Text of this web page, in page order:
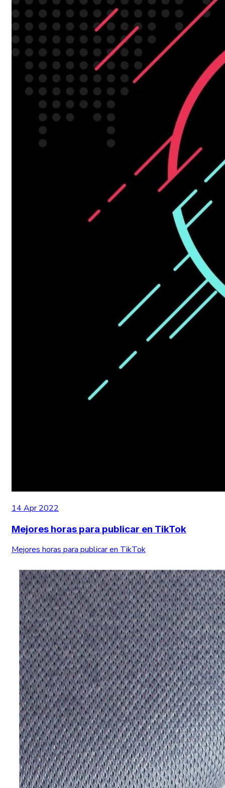
14 Apr 2022
Mejores horas para publicar en TikTok
Mejores horas para publicar en TikTok